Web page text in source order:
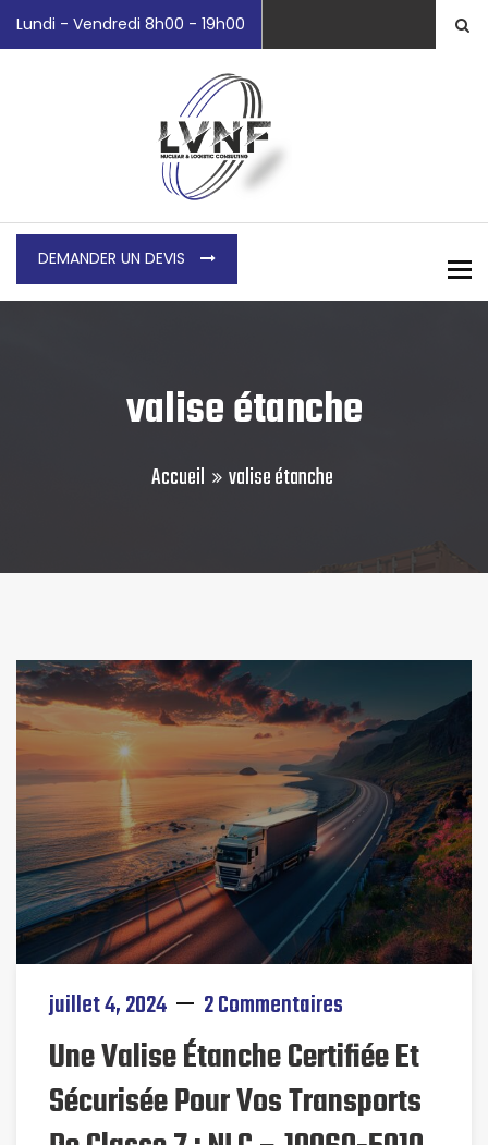
Lundi - Vendredi 8h00 - 19h00
DEMANDER UN DEVIS
valise étanche
Accueil valise étanche
juillet 4, 2024 2 Commentaires
Une Valise Étanche Certifiée Et
Sécurisée Pour Vos Transports